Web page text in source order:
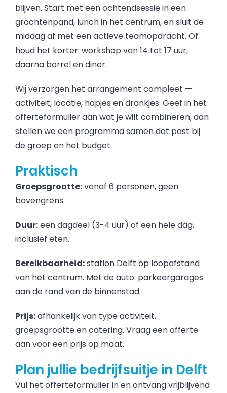
blijven. Start met een ochtendsessie in een
grachtenpand, lunch in het centrum, en sluit de
middag af met een actieve teamopdracht. Of
houd het korter: workshop van 14 tot 17 uur,
daarna borrel en diner.
Wij verzorgen het arrangement compleet —
activiteit, locatie, hapjes en drankjes. Geef in het
offerteformulier aan wat je wilt combineren, dan
stellen we een programma samen dat past bij
de groep en het budget.
Praktisch
Groepsgrootte:vanaf 6 personen, geen
bovengrens.
Duur:een dagdeel (3-4 uur) of een hele dag,
inclusief eten.
Bereikbaarheid:station Delft op loopafstand
van het centrum. Met de auto: parkeergarages
aan de rand van de binnenstad.
Prijs:afhankelijk van type activiteit,
groepsgrootte en catering. Vraag een offerte
aan voor een prijs op maat.
Plan jullie bedrijfsuitje in Delft
Vul het offerteformulier in en ontvang vrijblijvend